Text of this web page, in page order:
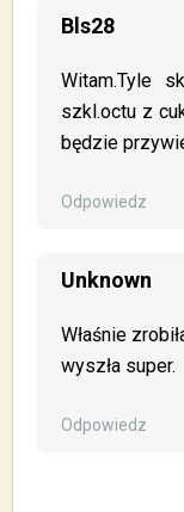
Bls28
Witam.Tyle
szkl.octu z
będzie
Odpowiedz
Unknown
Właśnie
wyszła super.
Odpowiedz